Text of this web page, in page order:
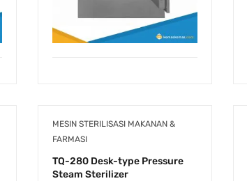
MESIN STERILISASI MAKANAN &
FARMASI
TQ-280 Desk-type Pressure
Steam Sterilizer